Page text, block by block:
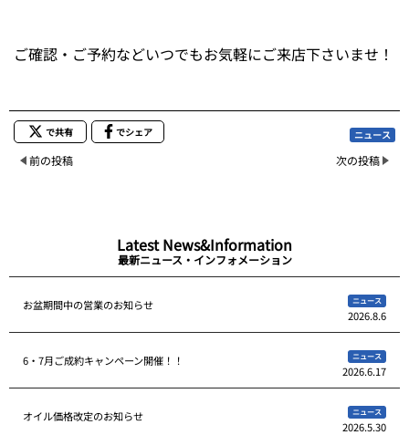
ご確認・ご予約などいつでもお気軽にご来店下さいませ！
で共有 でシェア ニュース
前の投稿 次の投稿
Latest News&Information
最新ニュース・インフォメーション
お盆期間中の営業のお知らせ ニュース
2026.8.6
6・7月ご成約キャンペーン開催！！ ニュース
2026.6.17
オイル価格改定のお知らせ ニュース
2026.5.30